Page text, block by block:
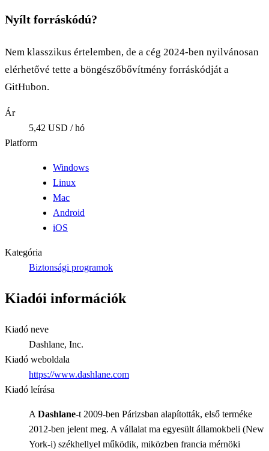
Nyílt forráskódú?
Nem klasszikus értelemben, de a cég 2024-ben nyilvánosan
elérhetővé tette a böngészőbővítmény forráskódját a
GitHubon.
Ár
5,42 USD / hó
Platform
Windows
Linux
Mac
Android
iOS
Kategória
Biztonsági programok
Kiadói információk
Kiadó neve
Dashlane, Inc.
Kiadó weboldala
https://www.dashlane.com
Kiadó leírása
A Dashlane-t 2009-ben Párizsban alapították, első terméke
2012-ben jelent meg. A vállalat ma egyesült államokbeli (New
York-i) székhellyel működik, miközben francia mérnöki